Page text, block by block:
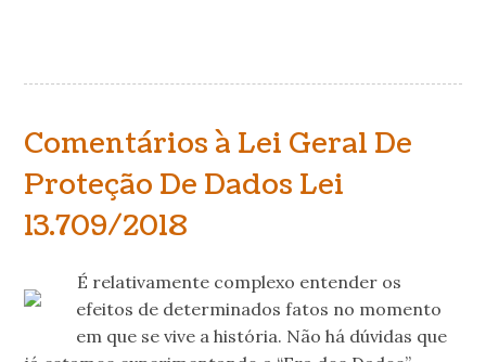
Comentários à Lei Geral De
Proteção De Dados Lei
13.709/2018
É relativamente complexo entender os
efeitos de determinados fatos no momento
em que se vive a história. Não há dúvidas que